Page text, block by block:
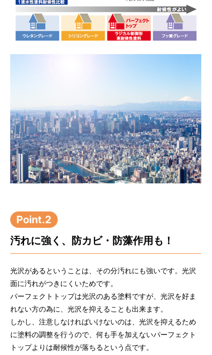
Point.2
汚れに強く、防カビ・防藻作用も！
光沢があるということは、その分汚れにも強いです。光沢
面に汚れがつきにくいためです。
パーフェクトトップは光沢のある塗料ですが、光沢を好ま
れない方の為に、光沢を抑えることも出来ます。
しかし、注意しなければいけないのは、光沢を抑えるため
に塗料の調整を行うので、何も手を加えないパーフェクト
トップよりは耐候性が落ちるという点です。